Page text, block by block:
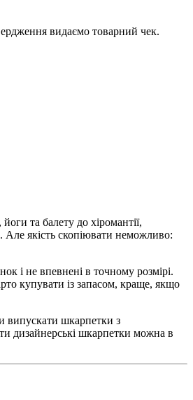
видаємо товарний чек.
та балету до хіромантії,
Але якість скопіювати неможливо:
і не впевнені в точному розмірі.
купувати із запасом, краще, якщо
випускати шкарпетки з
дизайнерські шкарпетки можна в